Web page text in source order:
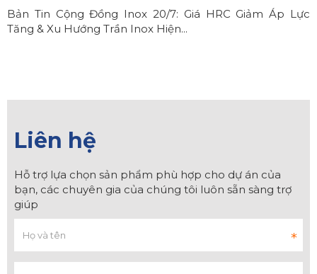
Bản Tin Cộng Đồng Inox 20/7: Giá HRC Giảm Áp Lực
Tăng & Xu Hướng Trần Inox Hiện...
Liên hệ
Hỗ trợ lựa chọn sản phẩm phù hợp cho dự án của
bạn, các chuyên gia của chúng tôi luôn sẵn sàng trợ
giúp